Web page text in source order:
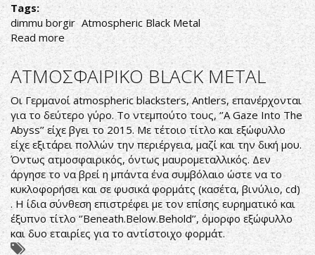
Tags:
dimmu borgir Atmospheric Black Metal
Read more about
DIMMU
BORGIR
COUNCIL
OF
THE
WOLVES
AND
SNAKES
VIDEO
ΑΤΜΟΣΦΑΙΡΙΚΟ BLACK METAL
Οι Γερμανοί atmospheric blacksters, Antlers, επανέρχονται
για το δεύτερο γύρο. Το ντεμπούτο τους, ‘’A Gaze Into The
Abyss’’ είχε βγει το 2015. Με τέτοιο τίτλο και εξώφυλλο
είχε εξιτάρει πολλών την περιέργεια, μαζί και την δική μου.
Όντως ατμοσφαιρικός, όντως μαυρομεταλλικός. Δεν
άργησε το να βρεί η μπάντα ένα συμβόλαιο ώστε να το
κυκλοφορήσει και σε φυσικά φορμάτς (κασέτα, βινύλιο, cd)
. Η ίδια σύνθεση επιστρέφει με τον επίσης ευρηματικό και
έξυπνο τίτλο ‘’Beneath.Below.Behold’’, όμορφο εξώφυλλο
και δυο εταιρίες για το αντίστοιχο φορμάτ.